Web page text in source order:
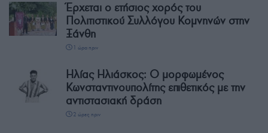
Έρχεται ο ετήσιος χορός του
Πολιτιστικού Συλλόγου Κομνηνών στην
Ξάνθη
1 ώρα πριν
Ηλίας Ηλιάσκος: Ο μορφωμένος
Κωνσταντινουπολίτης επιθετικός με την
αντιστασιακή δράση
2 ώρες πριν